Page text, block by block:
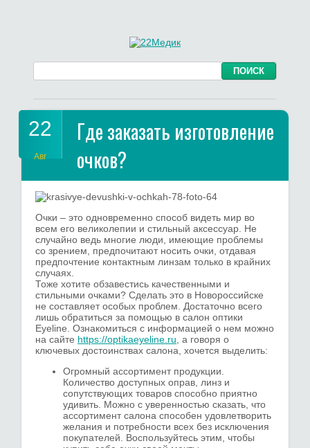
22
Авг
Где заказать изготовление
очков?
Очки – это одновременно способ видеть мир во
всем его великолепии и стильный аксессуар. Не
случайно ведь многие люди, имеющие проблемы
со зрением, предпочитают носить очки, отдавая
предпочтение контактным линзам только в крайних
случаях.
Тоже хотите обзавестись качественными и
стильными очками? Сделать это в Новороссийске
не составляет особых проблем. Достаточно всего
лишь обратиться за помощью в салон оптики
Eyeline. Ознакомиться с информацией о нем можно
на сайте https://optikaeyeline.ru , а говоря о
ключевых достоинствах салона, хочется выделить:
Огромный ассортимент продукции.
Количество доступных оправ, линз и
сопутствующих товаров способно приятно
удивить. Можно с уверенностью сказать, что
ассортимент салона способен удовлетворить
желания и потребности всех без исключения
покупателей. Воспользуйтесь этим, чтобы